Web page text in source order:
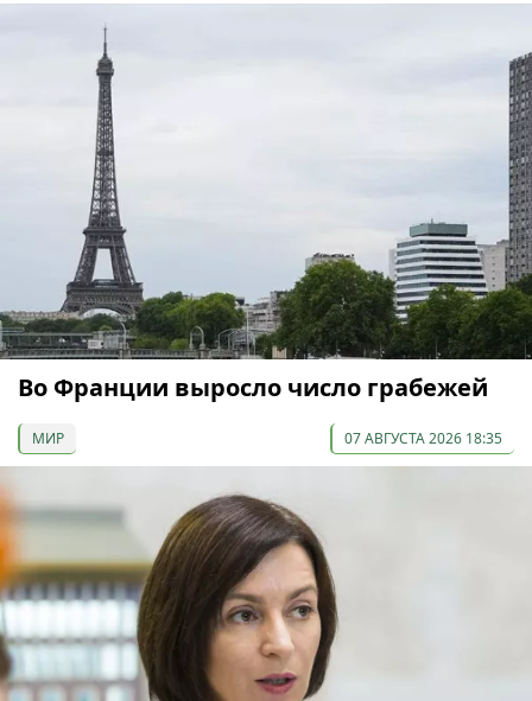
Во Франции выросло число грабежей
МИР 07 АВГУСТА 2026 18:35